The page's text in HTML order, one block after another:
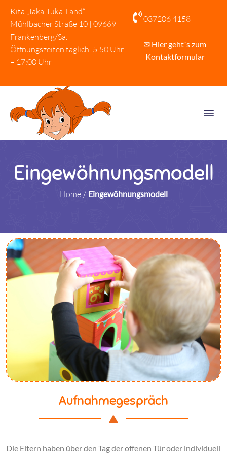
Kita „Taka-Tuka-Land“
Mühlbacher Straße 10 | 09669
Frankenberg/Sa.
Öffnungszeiten täglich: 5:50 Uhr
– 17:00 Uhr
037206 4158
✉ Hier geht´s zum
Kontaktformular
Eingewöhnungsmodell
Home / Eingewöhnungsmodell
Aufnahmegespräch
Die Eltern haben über den Tag der offenen Tür oder individuell